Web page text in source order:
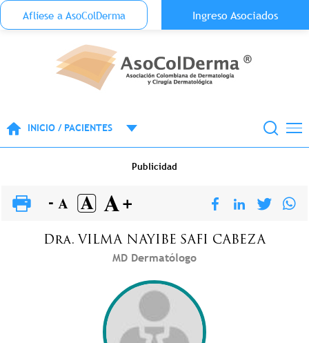
Pasar al contenido principal
Menu Top Anónimo
Aflíese a AsoColDerma Ingreso Asociados
INICIO / PACIENTES
Publicidad
Dra. VILMA NAYIBE SAFI CABEZA
MD Dermatólogo